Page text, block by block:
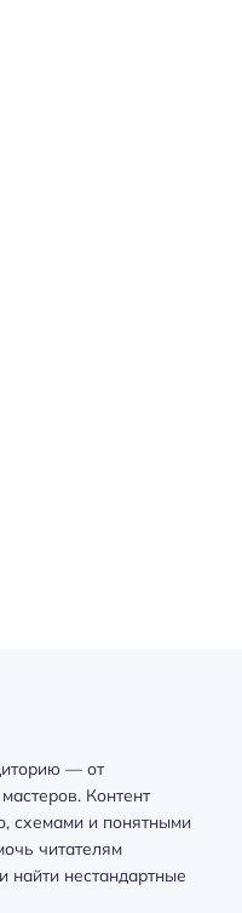
— от
Контент
схемами и понятными
читателям
найти нестандартные